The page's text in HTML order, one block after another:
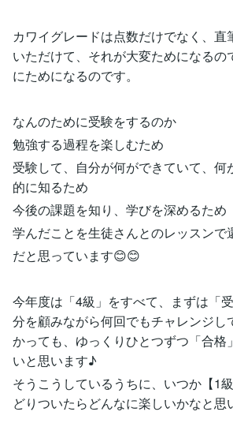
カワイグレードは点数だけでなく、直
いただけて、それが大変ためになるの
にためになるのです。
なんのために受験をするのか
勉強する過程を楽しむため
受験して、自分が何ができていて、何
的に知るため
今後の課題を知り、学びを深めるため
学んだことを生徒さんとのレッスンで
だと思っています😊😊
今年度は「4級」をすべて、まずは「
分を顧みながら何回でもチャレンジし
かっても、ゆっくりひとつずつ「合格
いと思います♪
そうこうしているうちに、いつか【1
どりついたらどんなに楽しいかなと思